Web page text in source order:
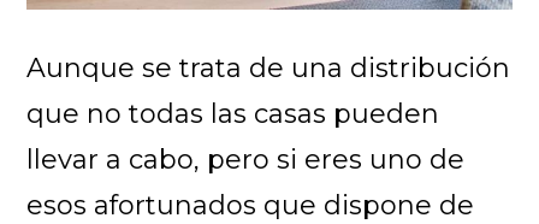
Aunque se trata de una distribución
que no todas las casas pueden
llevar a cabo, pero si eres uno de
esos afortunados que dispone de